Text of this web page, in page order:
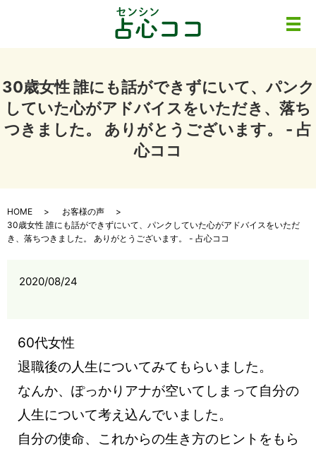
30歳女性 誰にも話ができずにいて、パンク
していた心がアドバイスをいただき、落ち
つきました。 ありがとうございます。 - 占
心ココ
HOME
お客様の声
30歳女性 誰にも話ができずにいて、パンクしていた心がアドバイスをいただ
き、落ちつきました。 ありがとうございます。 - 占心ココ
2020/08/24
60代女性
退職後の人生についてみてもらいました。
なんか、ぽっかりアナが空いてしまって自分の
人生について考え込んでいました。
自分の使命、これからの生き方のヒントをもら